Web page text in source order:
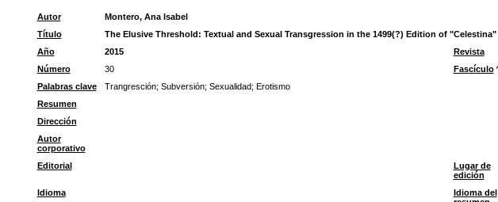
Autor
Montero, Ana Isabel
Título
The Elusive Threshold: Textual and Sexual Transgression in the 1499(?) Edition of "Celestina"
Año
2015 Revista
Número
30 Fascículo
Palabras clave
Trangresción; Subversión; Sexualidad; Erotismo
Resumen
Dirección
Autor
corporativo
Editorial
Lugar de
edición
Idioma
Idioma del